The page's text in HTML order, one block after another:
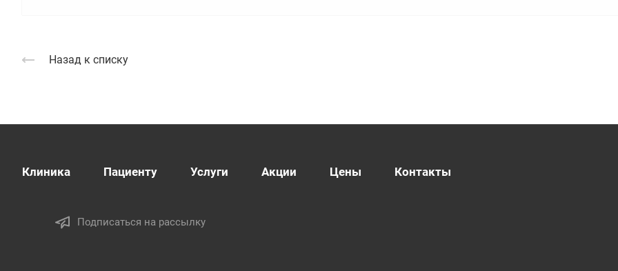
Назад к списку
Клиника Пациенту Услуги Акции Цены Контакты
Подписаться на рассылку